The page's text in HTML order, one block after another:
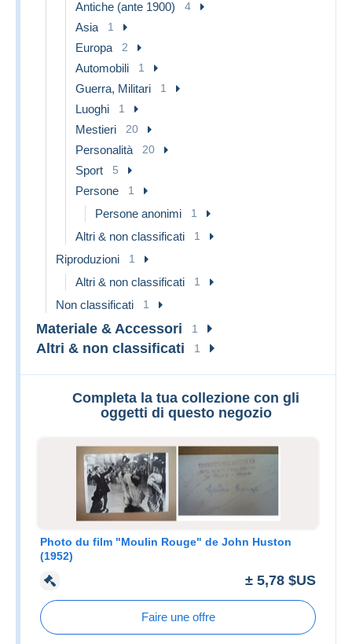
Antiche (ante 1900) 4
Asia 1
Europa 2
Automobili 1
Guerra, Militari 1
Luoghi 1
Mestieri 20
Personalità 20
Sport 5
Persone 1
Persone anonimi 1
Altri & non classificati 1
Riproduzioni 1
Altri & non classificati 1
Non classificati 1
Materiale & Accessori 1
Altri & non classificati 1
Completa la tua collezione con gli
oggetti di questo negozio
Photo du film "Moulin Rouge" de John Huston
(1952)
± 5,78 $US
Faire une offre